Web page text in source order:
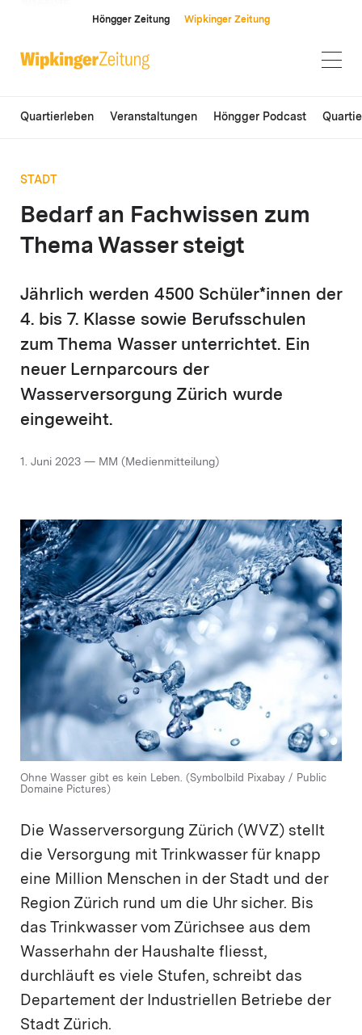
Höngger Zeitung Wipkinger Zeitung
Quartierleben Veranstaltungen Höngger Podcast
STADT
Bedarf an Fachwissen zum
Thema Wasser steigt
Jährlich werden 4500 Schüler*innen der
4. bis 7. Klasse sowie Berufsschulen
zum Thema Wasser unterrichtet. Ein
neuer Lernparcours der
Wasserversorgung Zürich wurde
eingeweiht.
1. Juni 2023 — MM (Medienmitteilung)
Ohne Wasser gibt es kein Leben. (Symbolbild Pixabay / Public
Domaine Pictures)
Die Wasserversorgung Zürich (WVZ) stellt
die Versorgung mit Trinkwasser für knapp
eine Million Menschen in der Stadt und der
Region Zürich rund um die Uhr sicher. Bis
das Trinkwasser vom Zürichsee aus dem
Wasserhahn der Haushalte fliesst,
durchläuft es viele Stufen, schreibt das
Departement der Industriellen Betriebe der
Stadt Zürich.